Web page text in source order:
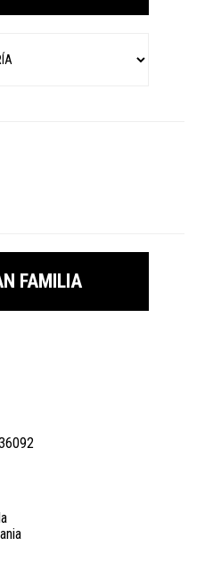
FAMILIA